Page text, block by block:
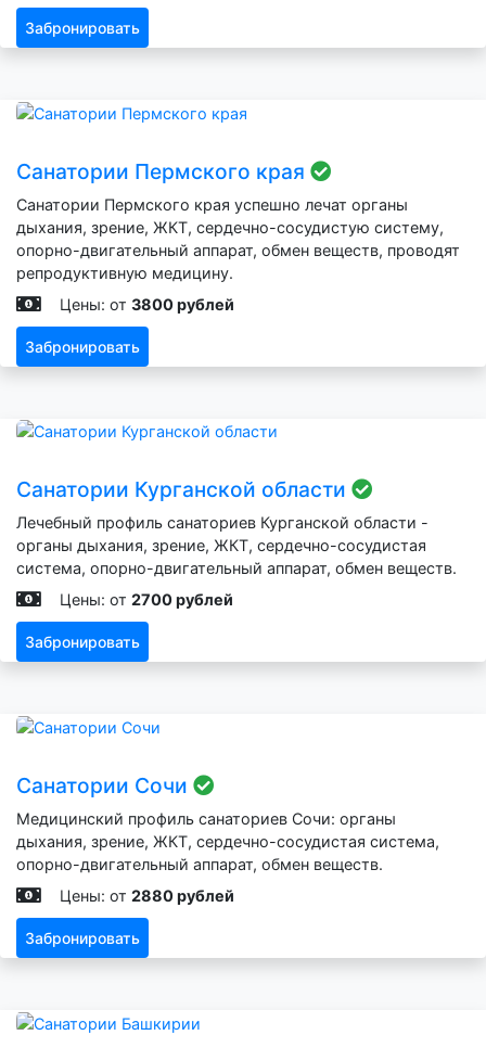
Забронировать
Санатории Пермского края
Санатории Пермского края успешно лечат органы
дыхания, зрение, ЖКТ, сердечно-сосудистую систему,
опорно-двигательный аппарат, обмен веществ, проводят
репродуктивную медицину.
Цены: от 3800 рублей
Забронировать
Санатории Курганской области
Лечебный профиль санаториев Курганской области -
органы дыхания, зрение, ЖКТ, сердечно-сосудистая
система, опорно-двигательный аппарат, обмен веществ.
Цены: от 2700 рублей
Забронировать
Санатории Сочи
Медицинский профиль санаториев Сочи: органы
дыхания, зрение, ЖКТ, сердечно-сосудистая система,
опорно-двигательный аппарат, обмен веществ.
Цены: от 2880 рублей
Забронировать